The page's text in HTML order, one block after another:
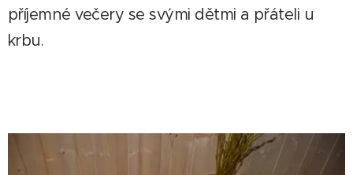
příjemné večery se svými dětmi a přáteli u
krbu.